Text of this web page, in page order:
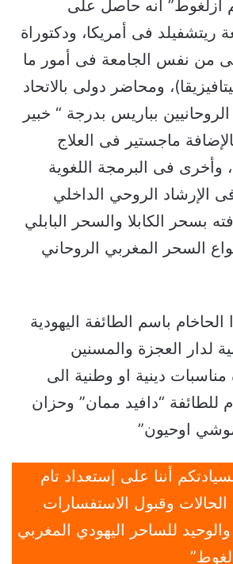
ازلغوط” أنه حاصل على
فى أمريكا، ودكتوراة
من نفس الجامعة فى أمور ما
ومحاضر دولى بالاتحاد
بباريس بدرجة “ خبير
ماجستير فى العلاج
، وأخرى فى البرمجة اللغوية
الإرشاد الروحي الداخلي
بسحر الكابلا والسحر البابلي
السحر المغربي الروحاني
باسم الطائفة اليهودية
لدار العجزة والمسنين
دينية او وطنية الى
للطائفة “دافيد ممان” وحزان
اوحيون”
أننا على إستعداد تام
وقبول الاستفسارات
للساحر اليهودي المغربي